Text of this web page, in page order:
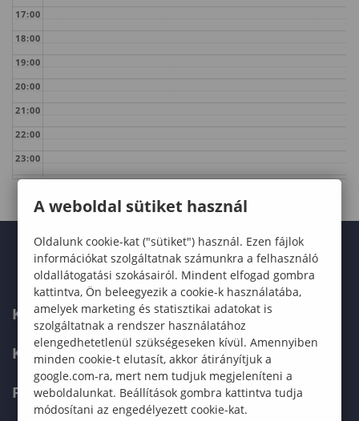
17:00
18:00
19:00
20:00
21:00
22:00
23:00
KARUNK
KÉPZÉSEK
FELVÉTELIZŐKNEK
A weboldal sütiket használ
Oldalunk cookie-kat ("sütiket") használ. Ezen fájlok
információkat szolgáltatnak számunkra a felhasználó
oldallátogatási szokásairól. Mindent elfogad gombra
kattintva, Ön beleegyezik a cookie-k használatába,
amelyek marketing és statisztikai adatokat is
szolgáltatnak a rendszer használatához
elengedhetetlenül szükségeseken kívül. Amennyiben
minden cookie-t elutasít, akkor átirányítjuk a
google.com-ra, mert nem tudjuk megjeleníteni a
weboldalunkat. Beállítások gombra kattintva tudja
módosítani az engedélyezett cookie-kat.